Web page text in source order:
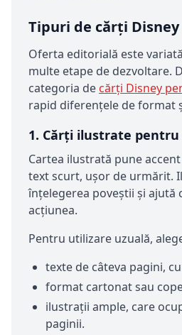
Tipuri de cărți
Oferta editorială este
multe etape de dezvoltare.
categoria de cărți Disney
rapid diferențele de format
1. Cărți ilustrate pentru
Cartea ilustrată pune
text scurt, ușor de urmărit.
înțelegerea poveștii și ajută
acțiunea.
Pentru utilizare uzuală,
texte de câteva pagini,
format cartonat sau
ilustrații ample, care
paginii.